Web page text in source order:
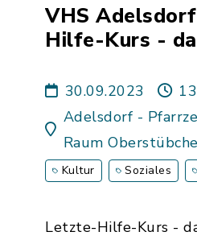
VHS
Hilfe-Kurs -
30.09.2023
Adelsdorf -
Raum
Kultur Soziales
Letzte-Hilfe-Kurs -